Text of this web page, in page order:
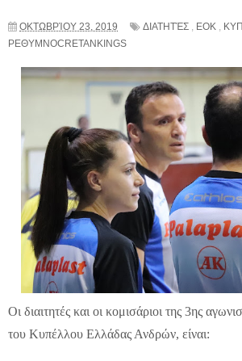
ΟΚΤΩΒΡΊΟΥ 23, 2019 ΔΙΑΤΗΤΈΣ , ΕΟΚ ,
ΡΕΘΥΜΝΟCRETANKINGS
Οι διαιτητές και οι κομισάριοι της 3ης
του Κυπέλλου Ελλάδας Ανδρών, είναι: